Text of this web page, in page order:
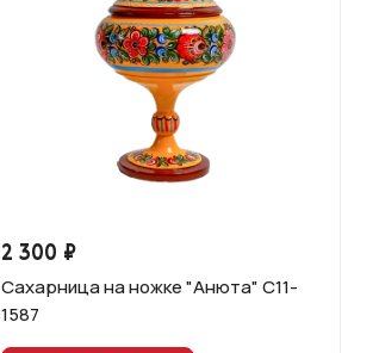
2 300 ₽
Сахарница на ножке "Анюта" С11-
1587